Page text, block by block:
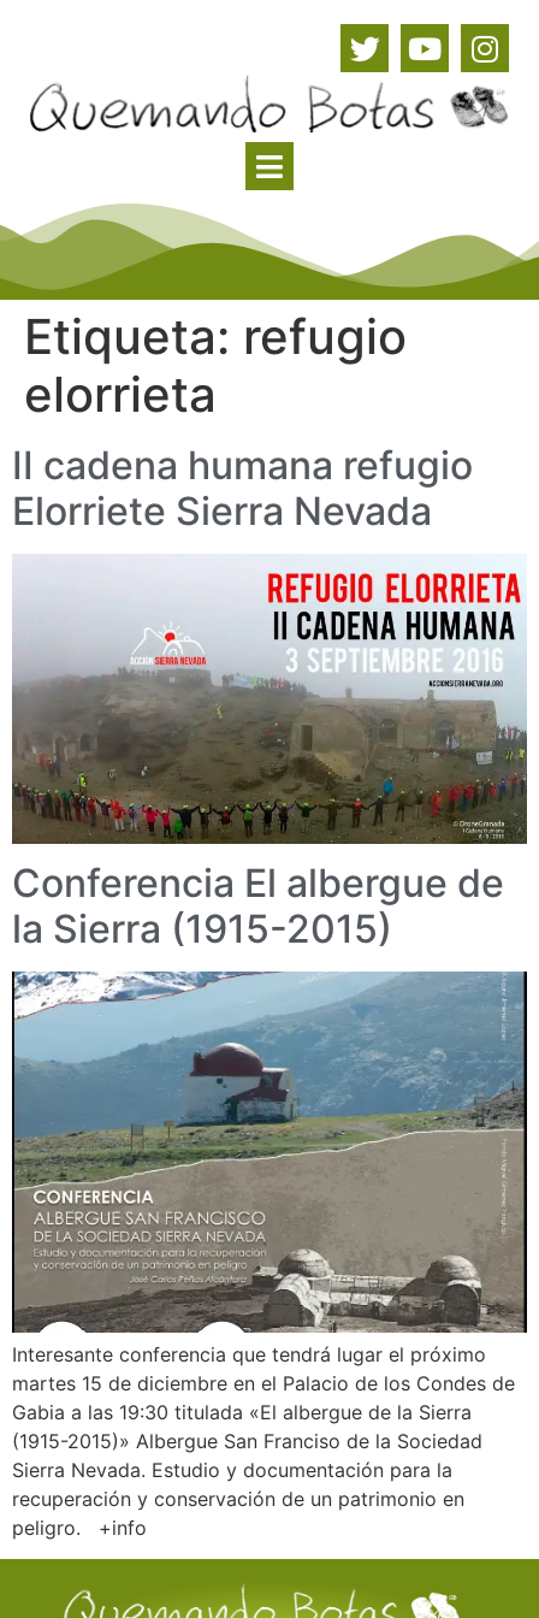
Etiqueta: refugio
elorrieta
II cadena humana refugio
Elorriete Sierra Nevada
Conferencia El albergue de
la Sierra (1915-2015)
Interesante conferencia que tendrá lugar el próximo
martes 15 de diciembre en el Palacio de los Condes de
Gabia a las 19:30 titulada «El albergue de la Sierra
(1915-2015)» Albergue San Franciso de la Sociedad
Sierra Nevada. Estudio y documentación para la
recuperación y conservación de un patrimonio en
peligro. +info